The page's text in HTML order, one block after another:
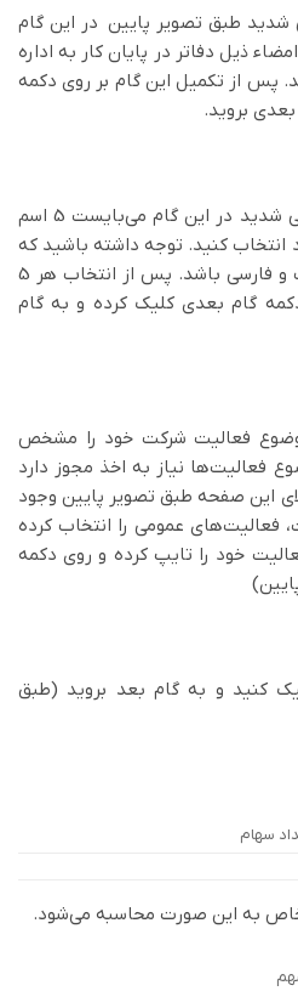
شدید طبق تصویر پایین در این گام
ذیل دفاتر در پایان کار به اداره
پس از تکمیل این گام بر روی دکمه
بروید.
شما وارد گام نام‌های درخواستی شدید در این گام می‌بایست 5 اسم
کنید. توجه داشته باشید که
اسامی انتخابی باید سه سیلاب و فارسی باشد. پس از انتخاب هر 5
گام بعدی کلیک کرده و به گام
فعالیت شرکت خود را مشخص
فعالیت‌ها نیاز به اخذ مجوز دارد
این صفحه طبق تصویر پایین وجود
فعالیت‌های عمومی را انتخاب کرده
خود را تایپ کرده و روی دکمه
کنید و به گام بعد بروید (طبق
به این صورت محاسبه می‌شود.